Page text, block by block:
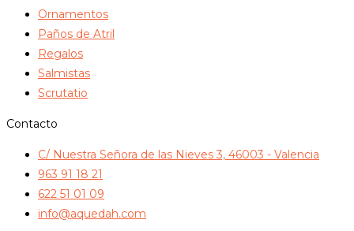
Ornamentos
Paños de Atril
Regalos
Salmistas
Scrutatio
Contacto
C/ Nuestra Señora de las Nieves 3, 46003 - Valencia
963 91 18 21
622 51 01 09
info@aquedah.com